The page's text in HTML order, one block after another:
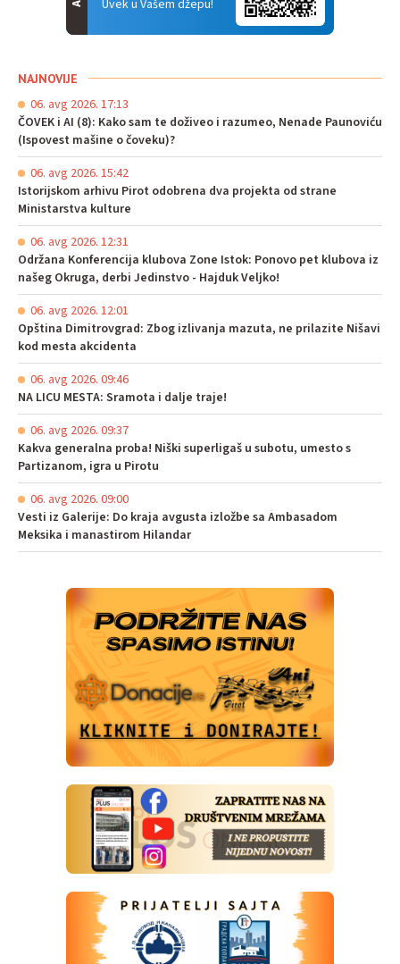
Uvek u Vašem džepu!
NAJNOVIJE
06. avg 2026. 17:13
ČOVEK i AI (8): Kako sam te doživeo i razumeo, Nenade Paunoviću
(Ispovest mašine o čoveku)?
06. avg 2026. 15:42
Istorijskom arhivu Pirot odobrena dva projekta od strane
Ministarstva kulture
06. avg 2026. 12:31
Održana Konferencija klubova Zone Istok: Ponovo pet klubova iz
našeg Okruga, derbi Jedinstvo - Hajduk Veljko!
06. avg 2026. 12:01
Opština Dimitrovgrad: Zbog izlivanja mazuta, ne prilazite Nišavi
kod mesta akcidenta
06. avg 2026. 09:46
NA LICU MESTA: Sramota i dalje traje!
06. avg 2026. 09:37
Kakva generalna proba! Niški superligaš u subotu, umesto s
Partizanom, igra u Pirotu
06. avg 2026. 09:00
Vesti iz Galerije: Do kraja avgusta izložbe sa Ambasadom
Meksika i manastirom Hilandar